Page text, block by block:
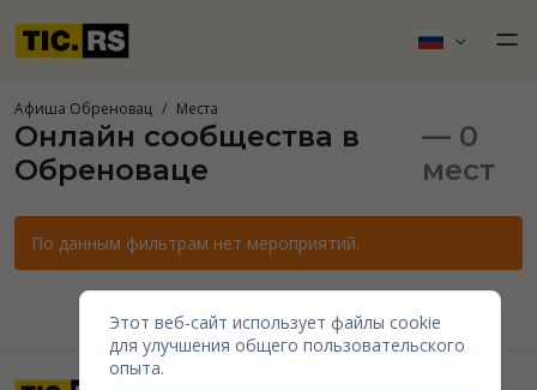
Афиша Обреновац Места
Онлайн сообщества в
Обреноваце
— 0
мест
По данным фильтрам нет мероприятий.
Этот веб-сайт использует файлы cookie
для улучшения общего пользовательского
опыта.